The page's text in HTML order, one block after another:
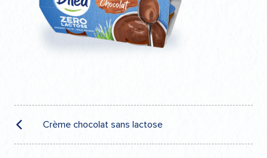
Navigation
de
l’article
Crème chocolat sans lactose